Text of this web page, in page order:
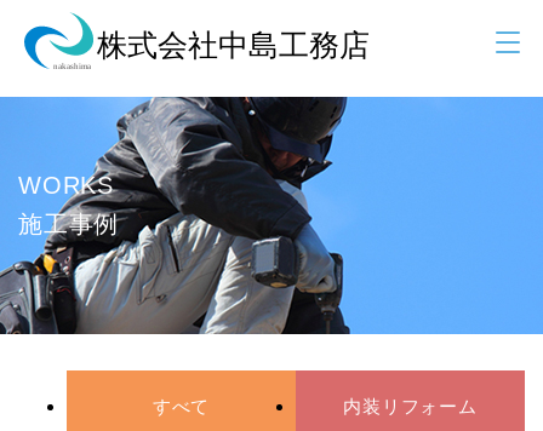
WORKS
施工事例
すべて 内装リフォーム